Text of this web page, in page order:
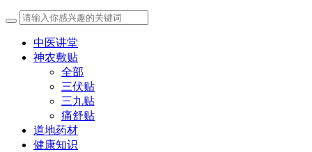
中医讲堂
神农敷贴
全部
三伏贴
三九贴
痛舒贴
道地药材
健康知识